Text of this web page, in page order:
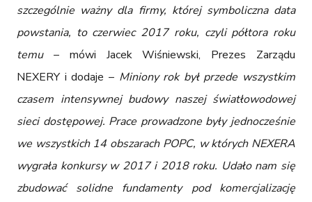
szczególnie ważny dla firmy, której symboliczna data
powstania, to czerwiec 2017 roku, czyli półtora roku
temu – mówi Jacek Wiśniewski, Prezes Zarządu
NEXERY i dodaje – Miniony rok był przede wszystkim
czasem intensywnej budowy naszej światłowodowej
sieci dostępowej. Prace prowadzone były jednocześnie
we wszystkich 14 obszarach POPC, w których NEXERA
wygrała konkursy w 2017 i 2018 roku. Udało nam się
zbudować solidne fundamenty pod komercjalizację